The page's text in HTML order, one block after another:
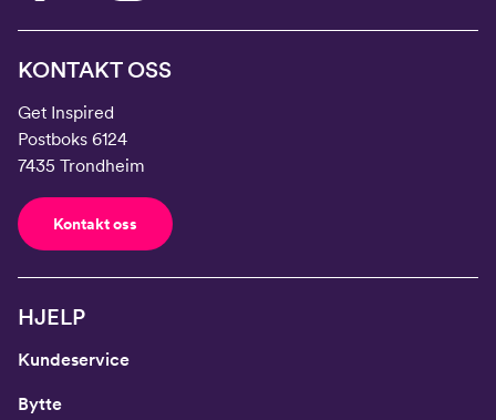
KONTAKT OSS
Get Inspired
Postboks 6124
7435 Trondheim
Kontakt oss
HJELP
Kundeservice
Bytte